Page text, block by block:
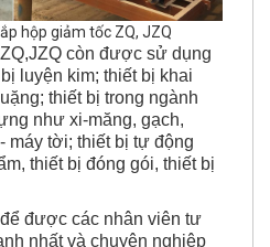
hộp giảm tốc ZQ, JZQ
còn được sử dụng
luyện kim; thiết bị khai
thiết bị trong ngành
như xi-măng, gạch,
máy tời; thiết bị tự động
thiết bị đóng gói, thiết bị
được các nhân viên tư
nhất và chuyên nghiệp